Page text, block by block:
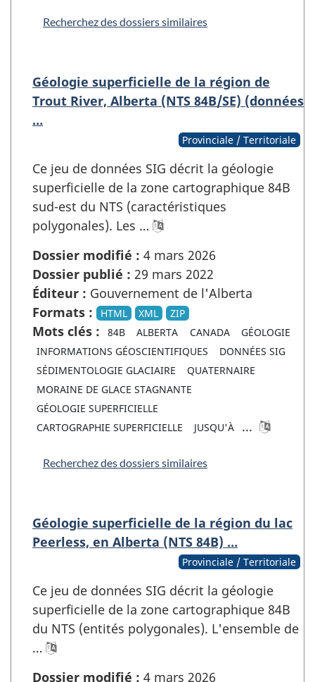
Recherchez des dossiers similaires
Géologie superficielle de la région de
Trout River, Alberta (NTS 84B/SE) (données
…
Provinciale / Territoriale
Ce jeu de données SIG décrit la géologie
superficielle de la zone cartographique 84B
sud-est du NTS (caractéristiques
polygonales). Les …
Dossier modifié : 4 mars 2026
Dossier publié : 29 mars 2022
Éditeur : Gouvernement de l'Alberta
Formats :
HTML XML ZIP
Mots clés : 84B ALBERTA CANADA
GÉOLOGIE
INFORMATIONS GÉOSCIENTIFIQUES
DONNÉES SIG
SÉDIMENTOLOGIE GLACIAIRE
QUATERNAIRE
MORAINE DE GLACE STAGNANTE
GÉOLOGIE SUPERFICIELLE
CARTOGRAPHIE SUPERFICIELLE
JUSQU'À ...
Recherchez des dossiers similaires
Géologie superficielle de la région du lac
Peerless, en Alberta (NTS 84B) …
Provinciale / Territoriale
Ce jeu de données SIG décrit la géologie
superficielle de la zone cartographique 84B
du NTS (entités polygonales). L'ensemble de
…
Dossier modifié : 4 mars 2026